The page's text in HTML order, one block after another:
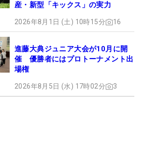
産・新型「キックス」の実力
2026年8月1日 (土) 10時15分 16
進藤大典ジュニア大会が10月に開
催 優勝者にはプロトーナメント出
場権
2026年8月5日 (水) 17時02分 3